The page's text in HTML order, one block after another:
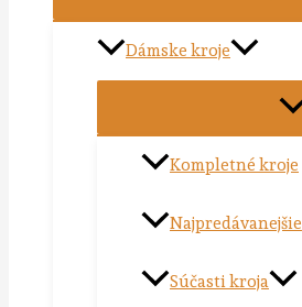
Dámske kroje
Kompletné kroje
Najpredávanejšie
Súčasti kroja